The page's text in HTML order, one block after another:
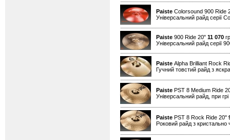
Paiste Colorsound 900 Ride
Універсальний райд серії
Paiste 900 Ride 20" 11 070
Універсальний райд серії
Paiste Alpha Brilliant Rock
Гучний товстий райд з
Paiste PST 8 Medium Ride
Універсальний райд, при
Paiste PST 8 Rock Ride 20"
Роковий райд з